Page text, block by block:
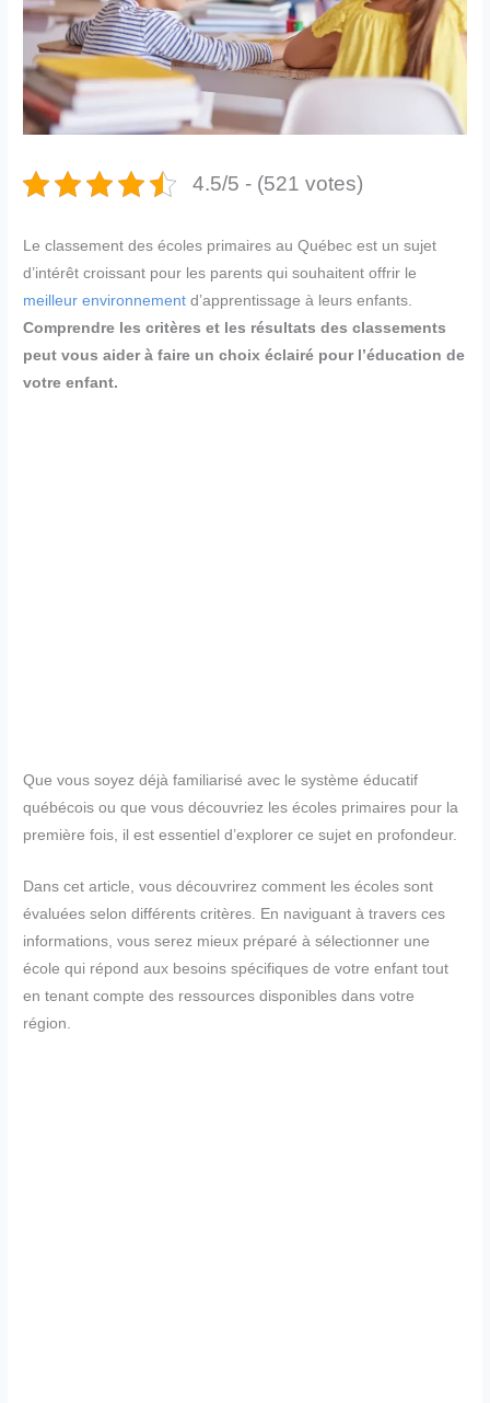
4.5/5 - (521 votes)
Le classement des écoles primaires au Québec est un sujet
d’intérêt croissant pour les parents qui souhaitent offrir le
meilleur environnement d’apprentissage à leurs enfants.
Comprendre les critères et les résultats des classements
peut vous aider à faire un choix éclairé pour l’éducation de
votre enfant.
Que vous soyez déjà familiarisé avec le système éducatif
québécois ou que vous découvriez les écoles primaires pour la
première fois, il est essentiel d’explorer ce sujet en profondeur.
Dans cet article, vous découvrirez comment les écoles sont
évaluées selon différents critères. En naviguant à travers ces
informations, vous serez mieux préparé à sélectionner une
école qui répond aux besoins spécifiques de votre enfant tout
en tenant compte des ressources disponibles dans votre
région.